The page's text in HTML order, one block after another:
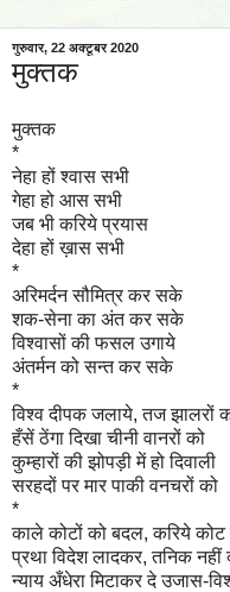
गुरुवार, 22 अक्टूबर 2020
मुक्तक
मुक्तक
*
नेहा हों श्वास सभी
गेहा हो आस सभी
जब भी करिये प्रयास
देहा हों ख़ास सभी
*
अरिमर्दन सौमित्र कर सके
शक-सेना का अंत कर सके
विश्वासों की फसल उगाये
अंतर्मन को सन्त कर सके
*
विश्व दीपक जलाये, तज झालरों
हँसें ठेंगा दिखा चीनी वानरों को
कुम्हारों की झोपड़ी में हो दिवाली
सरहदों पर मार पाकी वनचरों को
*
काले कोटों को बदल, करिये
प्रथा विदेश लादकर, तनिक नहीं
न्याय अँधेरा मिटाकर दे उजास-